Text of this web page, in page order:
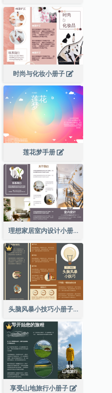
时尚与化妆小册子
莲花梦手册
理想家居室内设计小册子
头脑风暴小技巧小册子
享受山地旅行小册子